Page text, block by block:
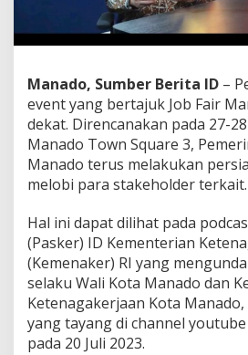
r
a
k
n
J
o
b
F
a
i
r
7
-
2
8
J
u
l
Manado, Sumber Berita ID –
event yang bertajuk Job Fair
dekat. Direncanakan pada 27-
Manado Town Square 3,
Manado terus melakukan
melobi para stakeholder terkait.
Hal ini dapat dilihat pada
(Pasker) ID Kementerian
(Kemenaker) RI yang
selaku Wali Kota Manado dan
Ketenagakerjaan Kota Manado,
yang tayang di channel
pada 20 Juli 2023.